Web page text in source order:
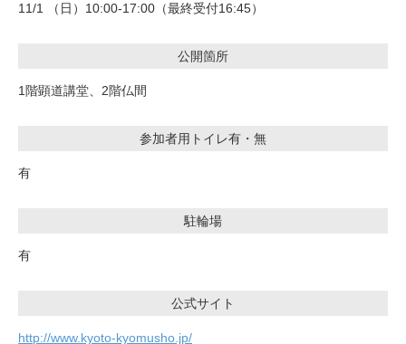
11/1 （日）10:00-17:00（最終受付16:45）
公開箇所
1階顕道講堂、2階仏間
参加者用トイレ有・無
有
駐輪場
有
公式サイト
http://www.kyoto-kyomusho.jp/